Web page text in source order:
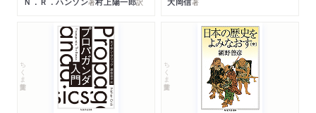
ちくま学芸文庫 ちくま学芸文庫